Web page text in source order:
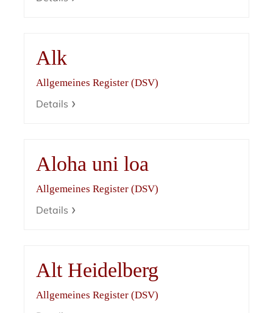
Alk
Allgemeines Register (DSV)
Details
Aloha uni loa
Allgemeines Register (DSV)
Details
Alt Heidelberg
Allgemeines Register (DSV)